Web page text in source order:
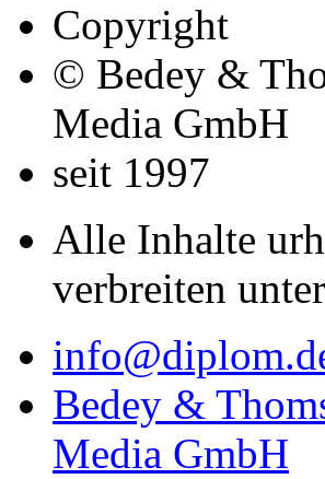
Copyright
© Bedey &
Media GmbH
seit 1997
Alle Inhalte
verbreiten
Bedey &
Media GmbH